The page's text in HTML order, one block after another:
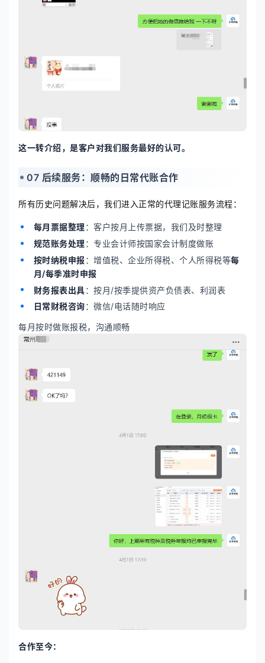
这一转介绍，是客户对我们服务最好的认可。
07 后续服务：顺畅的日常代账合作
所有历史问题解决后，我们进入正常的代理记账服务流程：
每月票据整理：客户按月上传票据，我们及时整理
规范账务处理：专业会计师按国家会计制度做账
按时纳税申报 ：增值税、企业所得税、个人所得税等每
月/每季准时申报
财务报表出具：按月/按季提供资产负债表、利润表
日常财税咨询：微信/电话随时响应
每月按时做账报税，沟通顺畅
合作至今：